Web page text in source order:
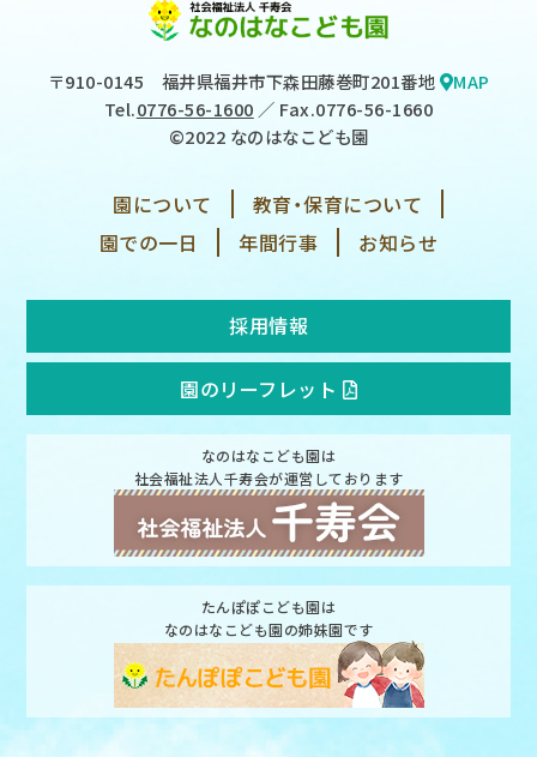
〒910-0145 福井県福井市下森田藤巻町201番地
MAP
Tel.0776-56-1600 ／ Fax.0776-56-1660
©2022 なのはなこども園
園について
教育・保育について
園での一日
年間行事 お知らせ
採用情報
園のリーフレット
なのはなこども園は
社会福祉法人千寿会が運営しております
たんぽぽこども園は
なのはなこども園の姉妹園です